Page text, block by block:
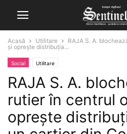
Acasă Utilitare
RAJA S. A.
şi opreşte distribuţia...
Social Utilitare
RAJA S. A.
rutier în centrul
opreşte